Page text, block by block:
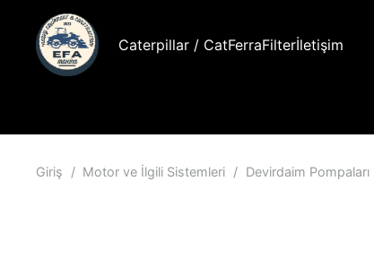
Caterpillar / CatFerraFilterİletişim
Giriş / Motor ve İlgili Sistemleri / Devirdaim Pompaları